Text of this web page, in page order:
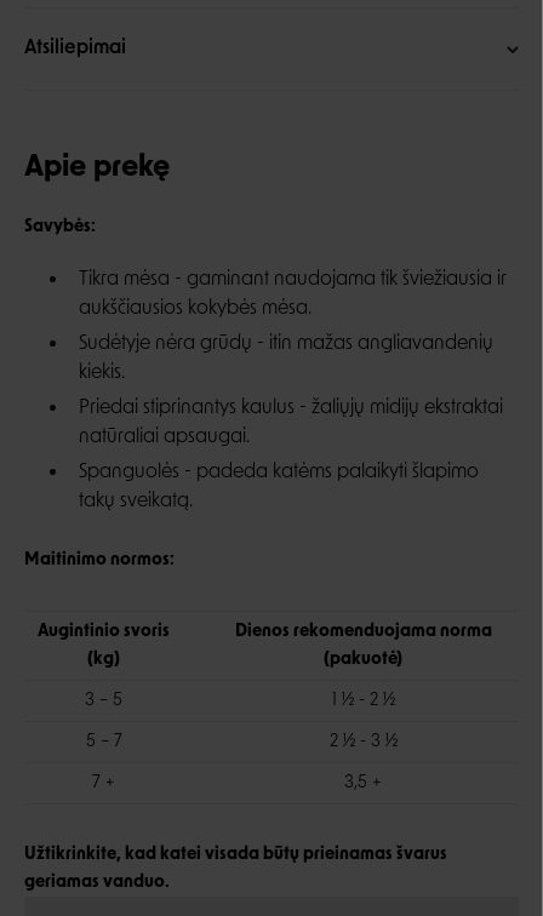
Atsiliepimai
Apie prekę
Savybės:
Tikra mėsa - gaminant naudojama tik šviežiausia ir
aukščiausios kokybės mėsa.
Sudėtyje nėra grūdų - itin mažas angliavandenių
kiekis.
Priedai stiprinantys kaulus - žaliųjų midijų ekstraktai
natūraliai apsaugai.
Spanguolės - padeda katėms palaikyti šlapimo
takų sveikatą.
Maitinimo normos:
Augintinio svoris
(kg)
Dienos rekomenduojama norma
(pakuotė)
3 – 5 1 ½ - 2 ½
5 – 7 2 ½ - 3 ½
7 + 3,5 +
Užtikrinkite, kad katei visada būtų prieinamas švarus
geriamas vanduo.